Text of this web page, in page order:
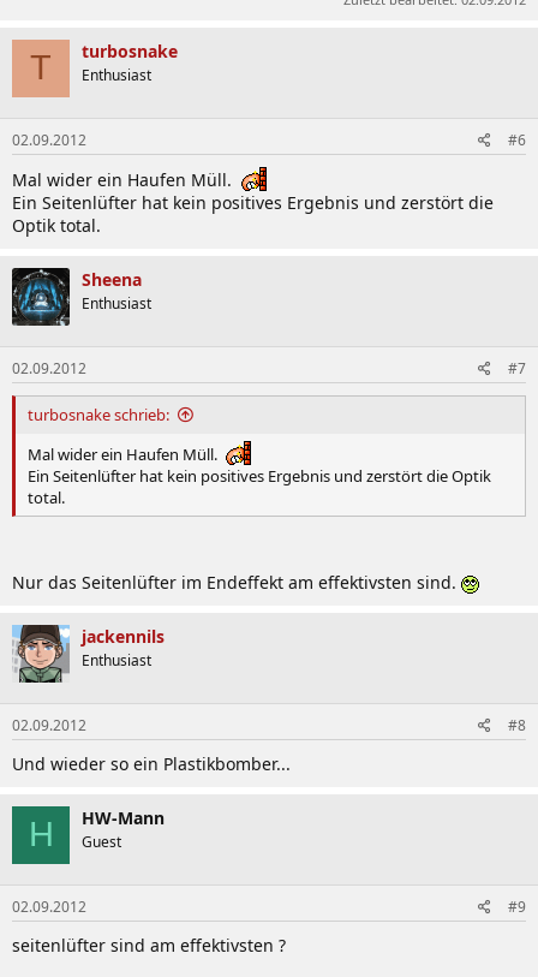
T turbosnake
Enthusiast
02.09.2012 #6
Mal wider ein Haufen Müll.
Ein Seitenlüfter hat kein positives Ergebnis und zerstört die
Optik total.
Sheena
Enthusiast
02.09.2012 #7
turbosnake schrieb:
Mal wider ein Haufen Müll.
Ein Seitenlüfter hat kein positives Ergebnis und zerstört die Optik
total.
Nur das Seitenlüfter im Endeffekt am effektivsten sind.
jackennils
Enthusiast
02.09.2012 #8
Und wieder so ein Plastikbomber...
H HW-Mann
Guest
02.09.2012 #9
seitenlüfter sind am effektivsten ?